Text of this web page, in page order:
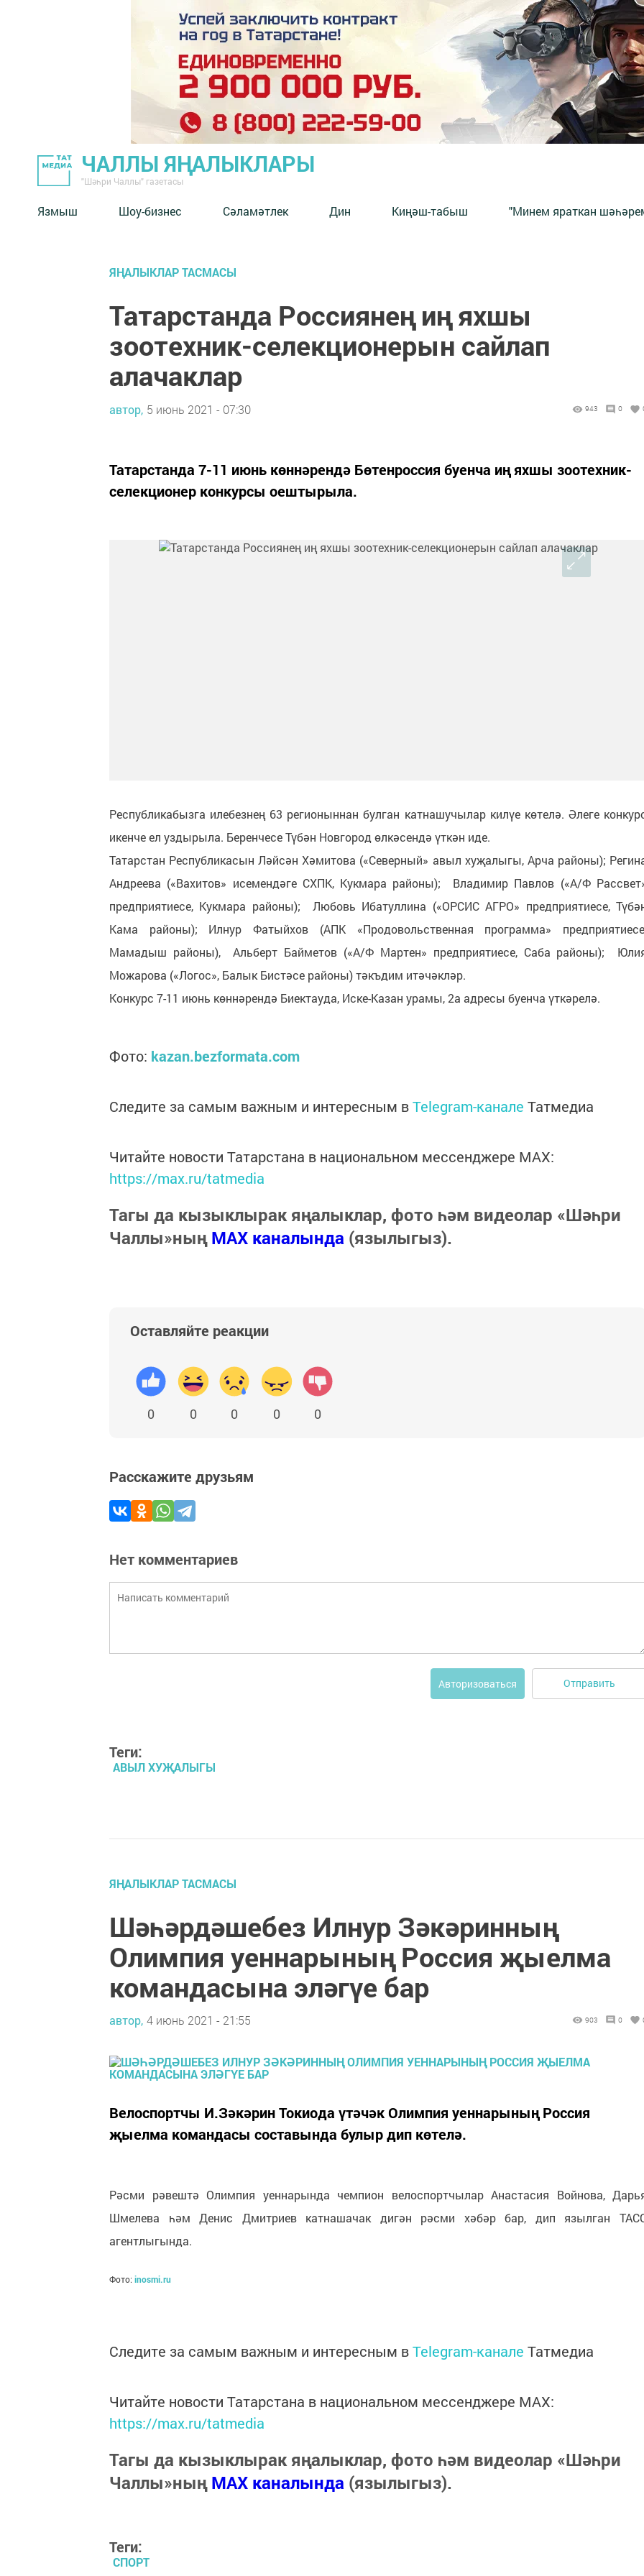
ЧАЛЛЫ ЯҢАЛЫКЛАРЫ
"Шәһри Чаллы" газетасы
Язмыш Шоу-бизнес Сәламәтлек Дин Киңәш-табыш "Минем яраткан
ЯҢАЛЫКЛАР ТАСМАСЫ
Татарстанда Россиянең иң яхшы
зоотехник-селекционерын сайлап
алачаклар
автор, 5 июнь 2021 - 07:30 943 0
Татарстанда 7-11 июнь көннәрендә Бөтенроссия буенча иң яхшы зоотехник-
селекционер конкурсы оештырыла.
Республикабызга илебезнең 63 регионыннан булган катнашучылар килүе көтелә. Әлеге
икенче ел уздырыла. Беренчесе Түбән Новгород өлкәсендә үткән иде.
Татарстан Республикасын Ләйсән Хәмитова («Северный» авыл хуҗалыгы, Арча районы);
Андреева («Вахитов» исемендәге СХПК, Кукмара районы); Владимир Павлов («А/Ф
предприятиесе, Кукмара районы); Любовь Ибатуллина («ОРСИС АГРО» предприятиесе,
Кама районы); Илнур Фатыйхов (АПК «Продовольственная программа»
Мамадыш районы), Альберт Байметов («А/Ф Мартен» предприятиесе, Саба районы);
Можарова («Логос», Балык Бистәсе районы) тәкъдим итәчәкләр.
Конкурс 7-11 июнь көннәрендә Биектауда, Иске-Казан урамы, 2а адресы буенча үткәрелә.
Фото: kazan.bezformata.com
Следите за самым важным и интересным вTelegram-канале Татмедиа
Читайте новости Татарстана в национальном мессенджере MАХ:
https://max.ru/tatmedia
Тагы да кызыклырак яңалыклар, фото һәм видеолар «Шәһри
Чаллы»ныңMAX каналында (язылыгыз).
Оставляйте реакции
0 0 0 0 0
Расскажите друзьям
Нет комментариев
Авторизоваться Отправить
Теги:
АВЫЛ ХУҖАЛЫГЫ
ЯҢАЛЫКЛАР ТАСМАСЫ
Шәһәрдәшебез Илнур Зәкәринның
Олимпия уеннарының Россия җыелма
командасына эләгүе бар
автор, 4 июнь 2021 - 21:55 903 0
Велоспортчы И.Зәкәрин Токиода үтәчәк Олимпия уеннарының Россия
җыелма командасы составында булыр дип көтелә.
Рәсми рәвештә Олимпия уеннарында чемпион велоспортчылар Анастасия Войнова,
Шмелева һәм Денис Дмитриев катнашачак дигән рәсми хәбәр бар, дип язылган
агентлыгында.
Фото: inosmi.ru
Следите за самым важным и интересным вTelegram-канале Татмедиа
Читайте новости Татарстана в национальном мессенджере MАХ:
https://max.ru/tatmedia
Тагы да кызыклырак яңалыклар, фото һәм видеолар «Шәһри
Чаллы»ныңMAX каналында (язылыгыз).
Теги:
СПОРТ